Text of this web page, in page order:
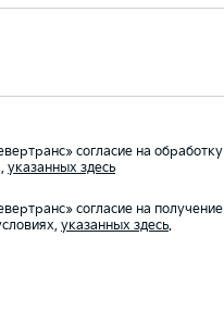
согласие на обработку
указанных здесь
согласие на получение
указанных здесь.